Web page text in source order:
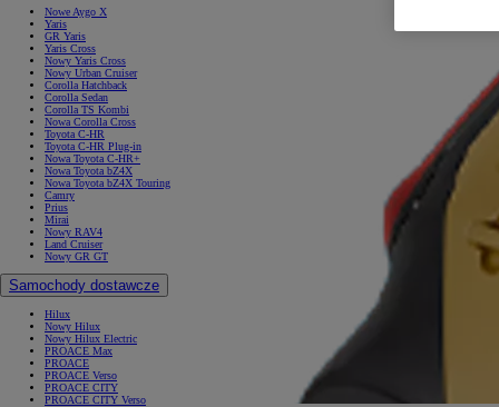
Nowe Aygo X
Yaris
GR Yaris
Yaris Cross
Nowy Yaris Cross
Nowy Urban Cruiser
Corolla Hatchback
Corolla Sedan
Corolla TS Kombi
Nowa Corolla Cross
Toyota C-HR
Toyota C-HR Plug-in
Nowa Toyota C-HR+
Nowa Toyota bZ4X
Nowa Toyota bZ4X Touring
Camry
Prius
Mirai
Nowy RAV4
Land Cruiser
Nowy GR GT
Samochody dostawcze
Hilux
Nowy Hilux
Nowy Hilux Electric
PROACE Max
PROACE
PROACE Verso
PROACE CITY
PROACE CITY Verso